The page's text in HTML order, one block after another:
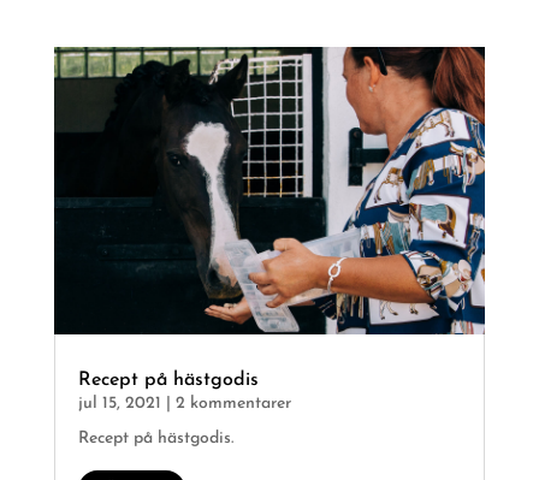
Recept på hästgodis
jul 15, 2021
| 2 kommentarer
Recept på hästgodis.